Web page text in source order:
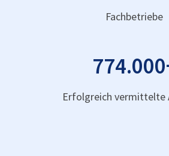
Fachbetriebe
774.000
Erfolgreich vermittelte